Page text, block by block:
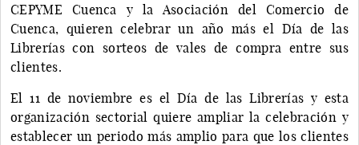
CEPYME Cuenca y la Asociación del Comercio de
Cuenca, quieren celebrar un año más el Día de las
Librerías con sorteos de vales de compra entre sus
clientes.
El 11 de noviembre es el Día de las Librerías y esta
organización sectorial quiere ampliar la celebración y
establecer un periodo más amplio para que los clientes